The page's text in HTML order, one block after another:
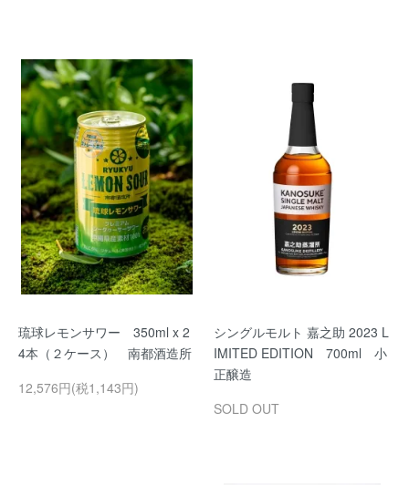
琉球レモンサワー 350ml x 2
4本（２ケース） 南都酒造所
12,576円(税1,143円)
シングルモルト 嘉之助 2023 L
IMITED EDITION 700ml 小
正醸造
SOLD OUT